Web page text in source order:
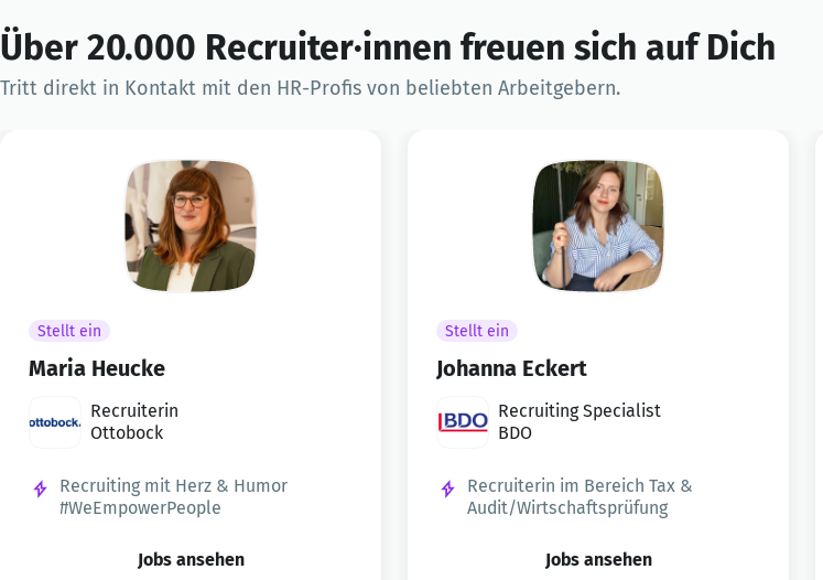
Über 20.000 Recruiter·innen freuen sich auf Dich
Tritt direkt in Kontakt mit den HR-Profis von beliebten Arbeitgebern.
Stellt ein
Maria Heucke
Recruiterin
Ottobock
Recruiting mit Herz & Humor
#WeEmpowerPeople
Jobs ansehen
Stellt ein
Johanna Eckert
Recruiting Specialist
BDO
Recruiterin im Bereich Tax &
Audit/Wirtschaftsprüfung
Jobs ansehen